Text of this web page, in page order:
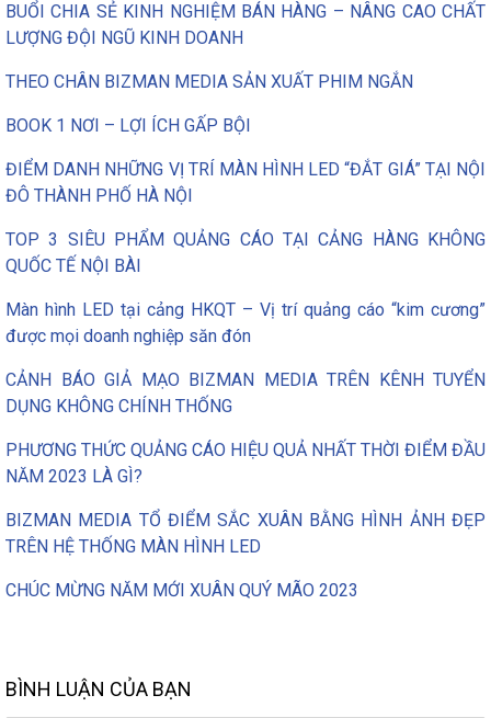
BUỔI CHIA SẺ KINH NGHIỆM BÁN HÀNG – NÂNG CAO CHẤT
LƯỢNG ĐỘI NGŨ KINH DOANH
THEO CHÂN BIZMAN MEDIA SẢN XUẤT PHIM NGẮN
BOOK 1 NƠI – LỢI ÍCH GẤP BỘI
ĐIỂM DANH NHỮNG VỊ TRÍ MÀN HÌNH LED “ĐẮT GIÁ” TẠI NỘI
ĐÔ THÀNH PHỐ HÀ NỘI
TOP 3 SIÊU PHẨM QUẢNG CÁO TẠI CẢNG HÀNG KHÔNG
QUỐC TẾ NỘI BÀI
Màn hình LED tại cảng HKQT – Vị trí quảng cáo “kim cương”
được mọi doanh nghiệp săn đón
CẢNH BÁO GIẢ MẠO BIZMAN MEDIA TRÊN KÊNH TUYỂN
DỤNG KHÔNG CHÍNH THỐNG
PHƯƠNG THỨC QUẢNG CÁO HIỆU QUẢ NHẤT THỜI ĐIỂM ĐẦU
NĂM 2023 LÀ GÌ?
BIZMAN MEDIA TỔ ĐIỂM SẮC XUÂN BẰNG HÌNH ẢNH ĐẸP
TRÊN HỆ THỐNG MÀN HÌNH LED
CHÚC MỪNG NĂM MỚI XUÂN QUÝ MÃO 2023
BÌNH LUẬN CỦA BẠN